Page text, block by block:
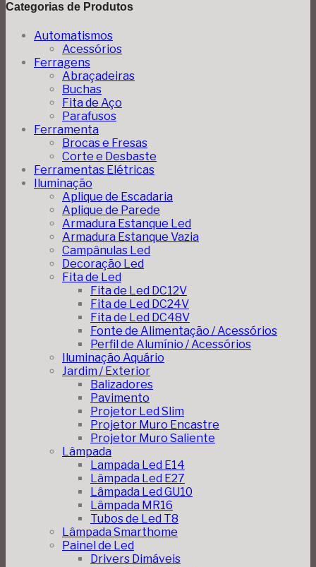
Categorias de Produtos
Automatismos
Acessórios
Ferragens
Abraçadeiras
Buchas
Fita de Aço
Parafusos
Ferramenta
Brocas e Fresas
Corte e Desbaste
Ferramentas Elétricas
Iluminação
Aplique de Escadaria
Aplique de Parede
Armadura Estanque Led
Armadura Estanque Vazia
Campânulas Led
Decoração Led
Fita de Led
Fita de Led DC12V
Fita de Led DC24V
Fita de Led DC48V
Fonte de Alimentação / Acessórios
Perfil de Alumínio / Acessórios
Iluminação Aquário
Jardim / Exterior
Balizadores
Pavimento
Projetor Led Slim
Projetor Muro Encastre
Projetor Muro Saliente
Lâmpada
Lampada Led E14
Lâmpada Led E27
Lâmpada Led GU10
Lâmpada MR16
Tubos de Led T8
Lâmpada Smarthome
Painel de Led
Drivers Dimáveis